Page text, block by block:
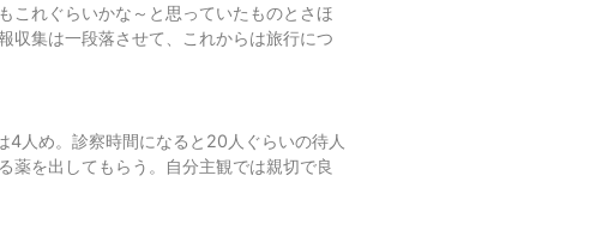
これぐらいかな～と思っていたものとさほ
収集は一段落させて、これからは旅行につ
人め。診察時間になると20人ぐらいの待人
薬を出してもらう。自分主観では親切で良